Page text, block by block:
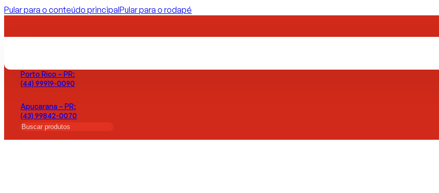
Pular para o conteúdo principalPular para o rodapé
Porto Rico – PR:
(44) 99919-0090
Apucarana – PR:
(43) 99842-0070